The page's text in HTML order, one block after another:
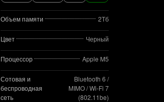
Объем памяти 2Тб
Цвет Черный
Процессор Apple M5
Сотовая и
беспроводная
сеть
Bluetooth 6 /
MIMO / Wi‑Fi 7
(802.11be)